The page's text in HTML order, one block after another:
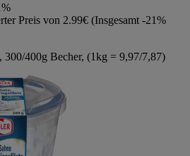
Preis von 2.99€ (Insgesamt -21%
300/400g Becher, (1kg = 9,97/7,87)